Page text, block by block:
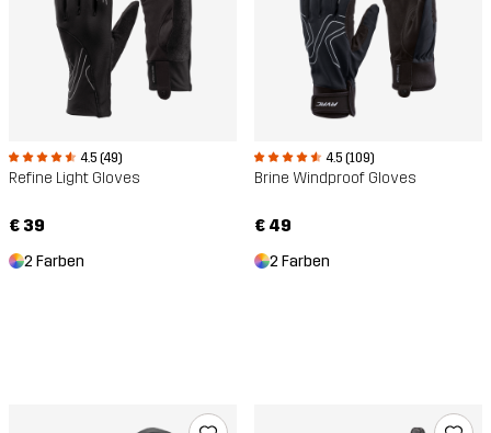
4.5 (49)
Refine Light Gloves
€ 39
2 Farben
4.5 (109)
Brine Windproof Gloves
€ 49
2 Farben